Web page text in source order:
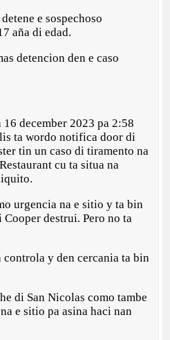
e sospechoso
aña di edad.
detencion den e caso
16 december 2023 pa 2:58
ta wordo notifica door di
tin un caso di tiramento na
cu ta situa na
urgencia na e sitio y ta bin
destrui. Pero no ta
controla y den cercania ta bin
di San Nicolas como tambe
e sitio pa asina haci nan